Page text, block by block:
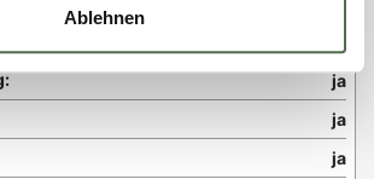
Ablehnen
ja
ja
ja